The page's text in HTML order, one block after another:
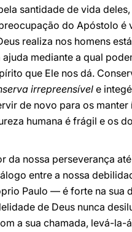
santidade de vida
do Apóstolo
realiza nos homens
mediante a qual
que Ele nos dá.
irrepreensível e
de novo para os
humana é frágil e os
da nossa perseverança
entre a nossa
Paulo — é forte na sua
de Deus nunca
a sua chamada, levá-